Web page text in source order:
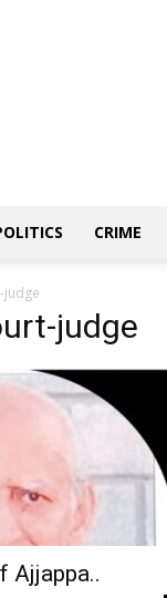
ಕನ್ನಡ
CRIME
judge
judge
Ajjappa..